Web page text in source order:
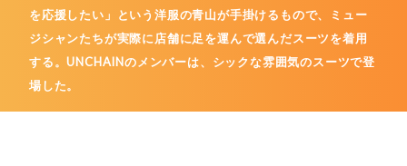
を応援したい」という洋服の青山が手掛けるもので、ミュー
ジシャンたちが実際に店舗に足を運んで選んだスーツを着用
する。UNCHAINのメンバーは、シックな雰囲気のスーツで登
場した。